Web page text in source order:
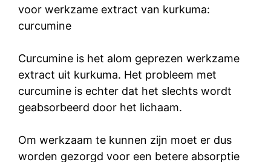
voor werkzame extract van kurkuma:
curcumine
Curcumine is het alom geprezen werkzame
extract uit kurkuma. Het probleem met
curcumine is echter dat het slechts wordt
geabsorbeerd door het lichaam.
Om werkzaam te kunnen zijn moet er dus
worden gezorgd voor een betere absorptie